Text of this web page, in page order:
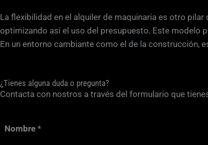
La flexibilidad en el alquiler de maquinaria es otro
optimizando así el uso del presupuesto. Este modelo
En un entorno cambiante como el de la construcción,
¿Tienes alguna duda o pregunta?
Contacta con nostros a través del formulario que
Nombre *